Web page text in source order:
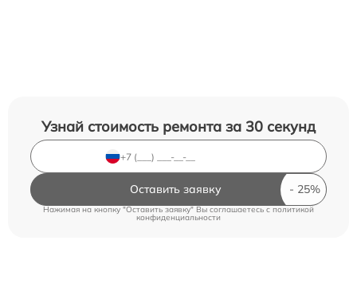
Узнай стоимость ремонта за 30 секунд
Оставить заявку
Нажимая на кнопку "Оставить заявку" Вы соглашаетесь c политикой
конфиденциальности